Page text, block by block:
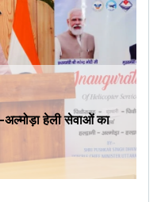
अल्मोड़ा हेली सेवाओं का